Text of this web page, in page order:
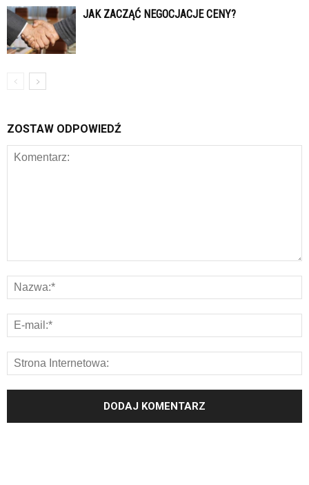
JAK ZACZĄĆ NEGOCJACJE CENY?
ZOSTAW ODPOWIEDŹ